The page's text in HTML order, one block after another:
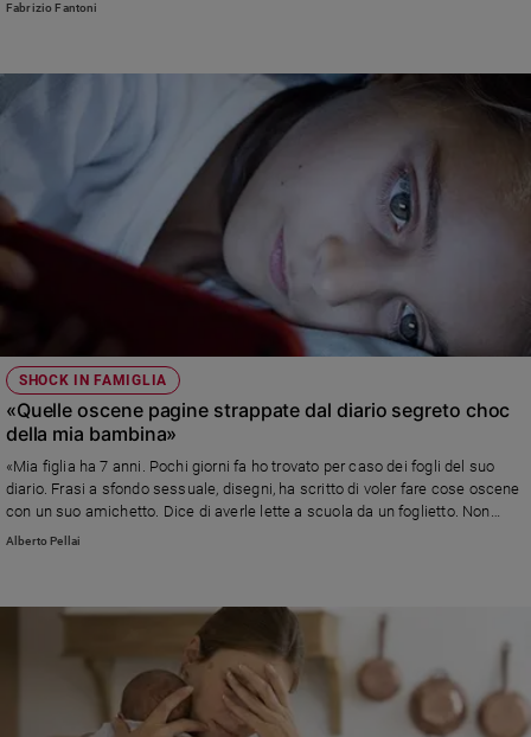
Fabrizio Fantoni
SHOCK IN FAMIGLIA
«Quelle oscene pagine strappate dal diario segreto choc
della mia bambina»
«Mia figlia ha 7 anni. Pochi giorni fa ho trovato per caso dei fogli del suo
diario. Frasi a sfondo sessuale, disegni, ha scritto di voler fare cose oscene
con un suo amichetto. Dice di averle lette a scuola da un foglietto. Non
sappiamo come muoverci.» Risponde Alberto Pellai
Alberto Pellai